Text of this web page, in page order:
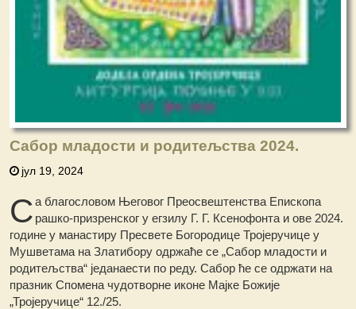
Сабор младости и родитељства 2024.
јул 19, 2024
Са благословом Његовог Преосвештенства Епископа
рашко-призренског у егзилу Г. Г. Ксенофонта и ове 2024.
године у манастиру Пресвете Богородице Тројеручице у
Мушветама на Златибору одржаће се „Сабор младости и
родитељства“ једанаести по реду. Сабор ће се одржати на
празник Спомена чудотворне иконе Мајке Божије
„Тројеручице“ 12./25.